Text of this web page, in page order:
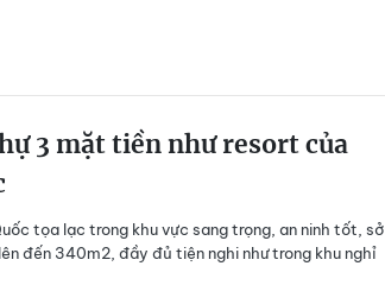
3 mặt tiền như resort của
tọa lạc trong khu vực sang trọng, an ninh tốt, sở
đến 340m2, đầy đủ tiện nghi như trong khu nghỉ